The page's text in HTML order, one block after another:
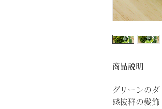
商品説明
グリーンの
感抜群の髪飾